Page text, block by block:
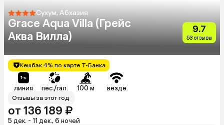
Сухум, Абхазия
Grace Aqua Villa (Грейс
Аква Вилла)
9.7
53 отзыва
Кешбэк 4% по карте Т-Банка
линия пес./гал. 100 м везде
Отзывы за этот год
от 136 189 ₽
5 дек. - 11 дек., 6 ночей